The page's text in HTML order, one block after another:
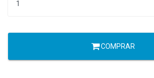
COMPRAR